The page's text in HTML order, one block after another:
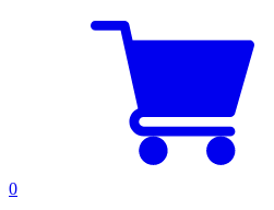
0